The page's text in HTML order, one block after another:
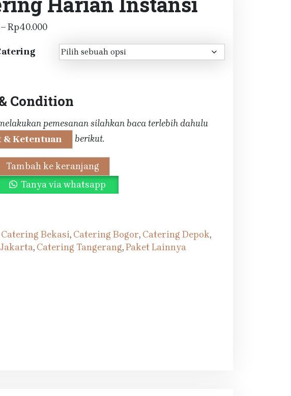
–Rp40.000Rentang
Rp30.000
Condition
pemesanan silahkan baca terlebih dahulu
& Ketentuan
berikut.
Tambah ke keranjang
Tanya via whatsapp
Catering Bekasi, Catering Bogor, Catering Depok,
, Catering Tangerang,Paket Lainnya